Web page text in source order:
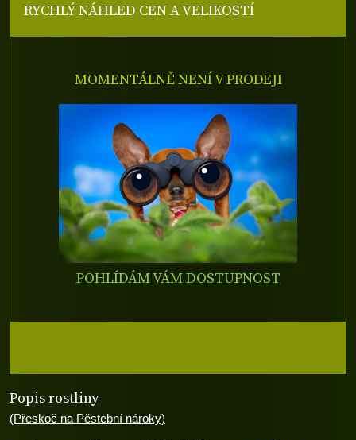
Popis rostliny
(Přeskoč na Pěstební nároky)
RYCHLÝ NÁHLED CEN A VELIKOSTÍ
MOMENTÁLNĚ NENÍ V PRODEJI
POHLÍDÁM VÁM DOSTUPNOST